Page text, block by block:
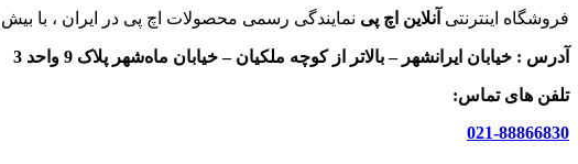
فروشگاه اینترنتی آنلاین اچ پی نمایندگی رسمی محصولات اچ پی در ایران ، با
آدرس : خیابان ایرانشهر – بالاتر از کوچه ملکیان – خیابان ماه‌شهر پلاک 9 واحد 3
تلفن های تماس:
021-88866830